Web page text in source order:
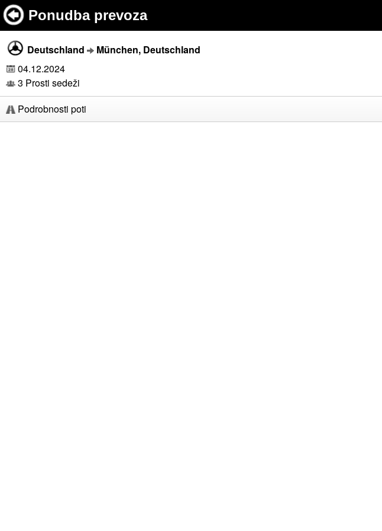
Ponudba prevoza
Deutschland
München, Deutschland
04.12.2024
3 Prosti sedeži
Podrobnosti poti